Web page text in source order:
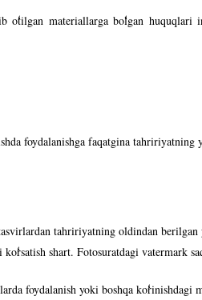
otilgan materiallarga bolgan huquqlari
foydalanishga faqatgina tahririyatning
tahririyatning oldindan berilgan
korsatish shart. Fotosuratdagi vatermark
foydalanish yoki boshqa korinishdagi